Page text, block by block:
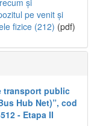
și
pe venit și
fizice (212) (pdf)
transport public
Hub Net)”, cod
- Etapa II